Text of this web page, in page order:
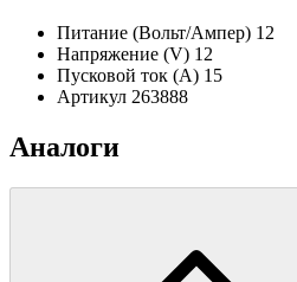
Питание (Вольт/Ампер) 12
Напряжение (V) 12
Пусковой ток (А) 15
Артикул 263888
Аналоги